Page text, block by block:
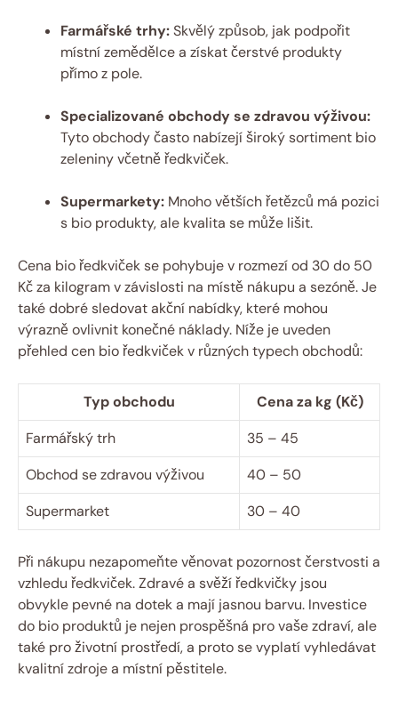
Farmářské trhy:Skvělý způsob, jak podpořit
místní zemědělce a získat čerstvé produkty
přímo z pole.
Specializované obchody se zdravou výživou:
Tyto obchody často nabízejí široký sortiment bio
zeleniny včetně ředkviček.
Supermarkety: Mnoho větších řetězců má pozici
s bio produkty, ale kvalita se může lišit.
Cena bio ředkviček se pohybuje v rozmezí od 30 do 50
Kč za kilogram v závislosti na místě nákupu a sezóně. Je
také dobré sledovat akční nabídky, které mohou
výrazně ovlivnit konečné náklady. Níže je uveden
přehled cen bio ředkviček v různých typech obchodů:
Typ obchodu
Cena za kg (Kč)
Farmářský trh
35 – 45
Obchod se zdravou výživou
40 – 50
Supermarket
30 – 40
Při nákupu nezapomeňte věnovat pozornost čerstvosti a
vzhledu ředkviček. Zdravé a svěží ředkvičky jsou
obvykle pevné na dotek a mají jasnou barvu. Investice
do bio produktů je nejen prospěšná pro vaše zdraví, ale
také pro životní prostředí, a proto se vyplatí vyhledávat
kvalitní zdroje a místní pěstitele.